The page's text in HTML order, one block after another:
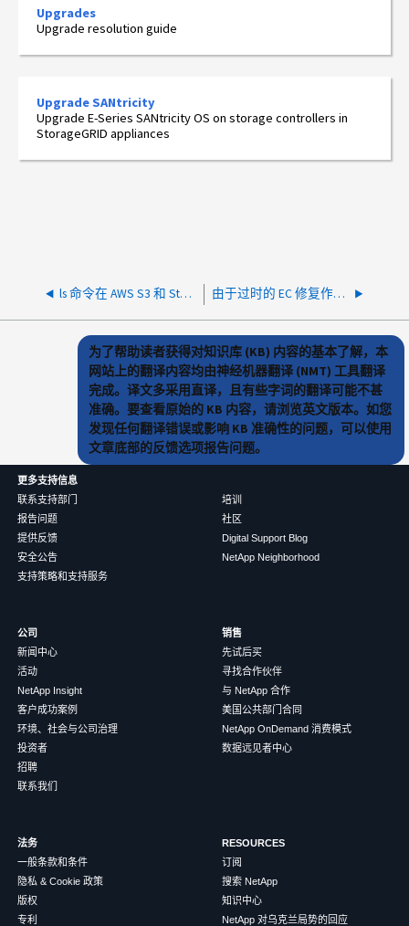
Upgrades
Upgrade resolution guide
Upgrade SANtricity
Upgrade E-Series SANtricity OS on storage controllers in
StorageGRID appliances
ls 命令在 AWS S3 和 StorageGrid 之间响应时间缓慢 由于过时的 EC 修复作业导致停用尝试期间出现 500 内部服务器错误
为了帮助读者获得对知识库 (KB) 内容的基本了解，本
网站上的翻译内容均由神经机器翻译 (NMT) 工具翻译
完成。译文多采用直译，且有些字词的翻译可能不甚
准确。要查看原始的 KB 内容，请浏览英文版本。如您
发现任何翻译错误或影响 KB 准确性的问题，可以使用
文章底部的反馈选项报告问题。
更多支持信息
联系支持部门
报告问题
提供反馈
安全公告
支持策略和支持服务
培训
社区
Digital Support Blog
NetApp Neighborhood
公司
新闻中心
活动
NetApp Insight
客户成功案例
环境、社会与公司治理
投资者
招聘
联系我们
销售
先试后买
寻找合作伙伴
与 NetApp 合作
美国公共部门合同
NetApp OnDemand 消费模式
数据远见者中心
法务
一般条款和条件
隐私 & Cookie 政策
版权
专利
RESOURCES
订阅
搜索 NetApp
知识中心
NetApp 对乌克兰局势的回应